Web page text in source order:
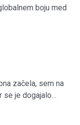
boju med
začela, sem na
se je dogajalo